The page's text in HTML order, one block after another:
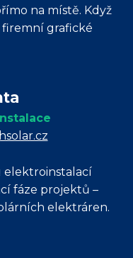
na místě. Když
firemní grafické
elektroinstalací
fáze projektů –
elektráren.